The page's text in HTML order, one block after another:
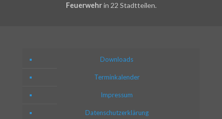
Feuerwehrin 22 Stadtteilen.
Downloads
Terminkalender
Impressum
Datenschutzerklärung